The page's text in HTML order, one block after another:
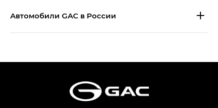
Aвтомобили GAC в России
Эс Икс ПРЕМИУМ — SX PREMIUM
S7 — Эс 7 (S7) в комплектациях
Эс Икс ПРЕМИУМ — SX PREMIUM, Эс Тэ — ST